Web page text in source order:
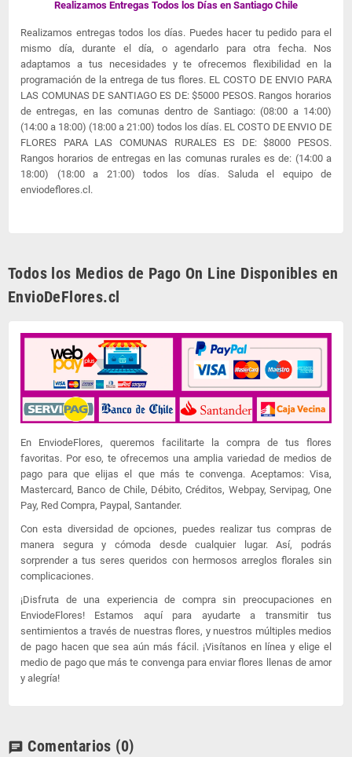
Realizamos Entregas Todos los Días en Santiago Chile
Realizamos entregas todos los días. Puedes hacer tu pedido para el
mismo día, durante el día, o agendarlo para otra fecha. Nos
adaptamos a tus necesidades y te ofrecemos flexibilidad en la
programación de la entrega de tus flores. EL COSTO DE ENVIO PARA
LAS COMUNAS DE SANTIAGO ES DE: $5000 PESOS. Rangos horarios
de entregas, en las comunas dentro de Santiago: (08:00 a 14:00)
(14:00 a 18:00) (18:00 a 21:00) todos los días. EL COSTO DE ENVIO DE
FLORES PARA LAS COMUNAS RURALES ES DE: $8000 PESOS.
Rangos horarios de entregas en las comunas rurales es de: (14:00 a
18:00) (18:00 a 21:00) todos los días. Saluda el equipo de
enviodeflores.cl.
Todos los Medios de Pago On Line Disponibles en
EnvioDeFlores.cl
En EnviodeFlores, queremos facilitarte la compra de tus flores
favoritas. Por eso, te ofrecemos una amplia variedad de medios de
pago para que elijas el que más te convenga. Aceptamos: Visa,
Mastercard, Banco de Chile, Débito, Créditos, Webpay, Servipag, One
Pay, Red Compra, Paypal, Santander.
Con esta diversidad de opciones, puedes realizar tus compras de
manera segura y cómoda desde cualquier lugar. Así, podrás
sorprender a tus seres queridos con hermosos arreglos florales sin
complicaciones.
¡Disfruta de una experiencia de compra sin preocupaciones en
EnviodeFlores! Estamos aquí para ayudarte a transmitir tus
sentimientos a través de nuestras flores, y nuestros múltiples medios
de pago hacen que sea aún más fácil. ¡Visítanos en línea y elige el
medio de pago que más te convenga para enviar flores llenas de amor
y alegría!
chat Comentarios (0)